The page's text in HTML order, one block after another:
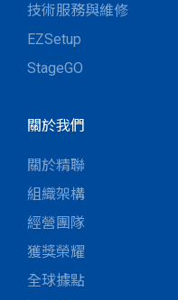
技術服務與維修
EZSetup
StageGO
關於我們
關於精聯
組織架構
經營團隊
獲獎榮耀
全球據點